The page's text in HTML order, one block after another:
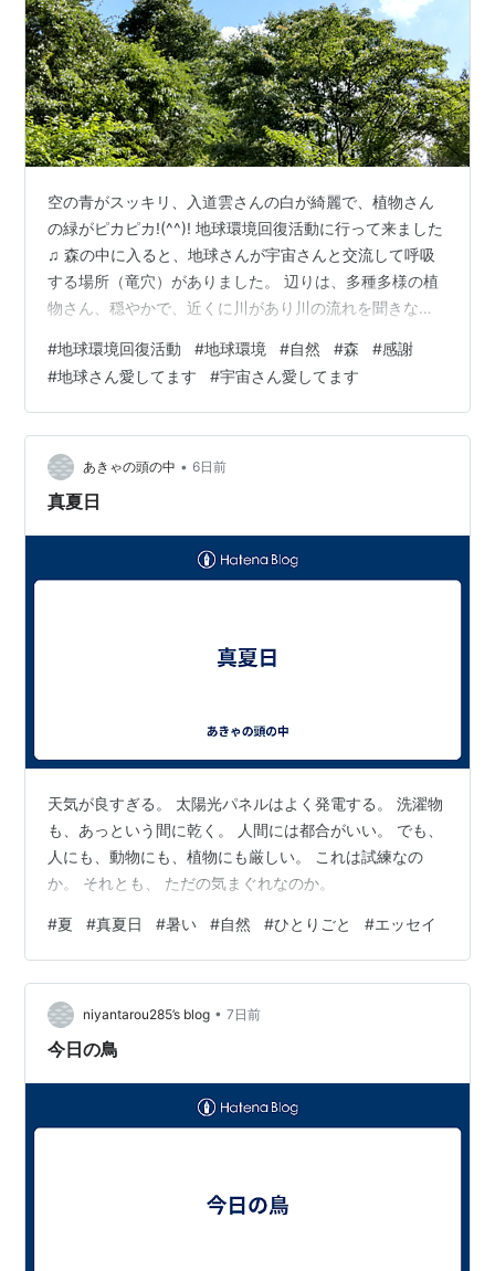
空の青がスッキリ、入道雲さんの白が綺麗で、植物さん
の緑がピカピカ!(^^)! 地球環境回復活動に行って来ました
♫ 森の中に入ると、地球さんが宇宙さんと交流して呼吸
する場所（竜穴）がありました。 辺りは、多種多様の植
物さん、穏やかで、近くに川があり川の流れを聞きなが
ん明るく、空氣が綺麗に♫ 植物さん、反応してスッキ
リ・緑が鮮やかに♫ 地球さん、元氣になっているなだぁ
と!(^^)! 嬉しく♫ 植物さん、地球さんに感謝でした。 地
球環境活動にご興味ある方、一緒に活動して素敵な体験
出来たらと思います。 地球さんのたくさんの恵み感謝。
🌏 地球さん・宇…
#地球環境回復活動 #地球環境 #自然 #森 #感謝
#地球さん愛してます #宇宙さん愛してます
あきゃの頭の中 • 6日前
真夏日
天気が良すぎる。 太陽光パネルはよく発電する。 洗濯物
も、あっという間に乾く。 人間には都合がいい。 でも、
人にも、動物にも、植物にも厳しい。 これは試練なの
か。 それとも、 ただの気まぐれなのか。
#夏 #真夏日 #暑い #自然 #ひとりごと #エッセイ
niyantarou285’s blog • 7日前
今日の鳥